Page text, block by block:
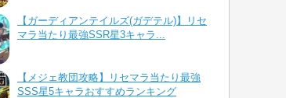
【ガーディアンテイルズ(ガデテル)】リセ
マラ当たり最強SSR星3キャラ...
【メジェ教団攻略】リセマラ当たり最強
SSS星5キャラおすすめランキング